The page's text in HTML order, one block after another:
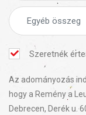
Szeretnék
Az adományozás
hogy a Remény a
Debrecen, Derék u.